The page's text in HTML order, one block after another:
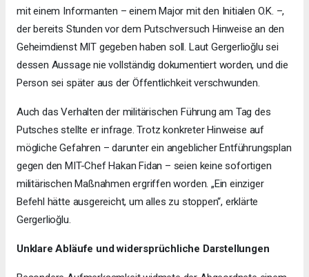
mit einem Informanten – einem Major mit den Initialen O.K. –,
der bereits Stunden vor dem Putschversuch Hinweise an den
Geheimdienst MIT gegeben haben soll. Laut Gergerlioğlu sei
dessen Aussage nie vollständig dokumentiert worden, und die
Person sei später aus der Öffentlichkeit verschwunden.
Auch das Verhalten der militärischen Führung am Tag des
Putsches stellte er infrage. Trotz konkreter Hinweise auf
mögliche Gefahren – darunter ein angeblicher Entführungsplan
gegen den MIT-Chef Hakan Fidan – seien keine sofortigen
militärischen Maßnahmen ergriffen worden. „Ein einziger
Befehl hätte ausgereicht, um alles zu stoppen“, erklärte
Gergerlioğlu.
Unklare Abläufe und widersprüchliche Darstellungen